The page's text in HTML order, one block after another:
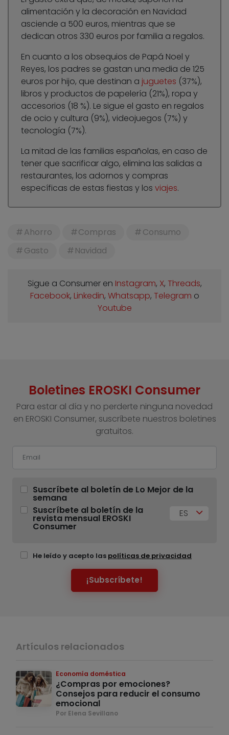
alimentación y la decoración en Navidad
asciende a 500 euros, mientras que se
dedican otros 330 euros por familia a regalos.
En cuanto a los obsequios de Papá Noel y
Reyes, los padres se gastan una media de 125
euros por hijo, que destinan a juguetes (37%),
libros y productos de papelería (21%), ropa y
accesorios (18 %). Le sigue el gasto en regalos
de ocio y cultura (9%), videojuegos (7%) y
tecnología (7%).
La mitad de las familias españolas, en caso de
tener que sacrificar algo, elimina las salidas a
restaurantes, los adornos y compras
específicas de estas fiestas y los viajes.
Ahorro Compras
Consumo
Gasto
Navidad
Sigue a Consumer en Instagram, X, Threads,
Facebook, Linkedin, Whatsapp, Telegram o
Youtube
Boletines EROSKI Consumer
Para estar al día y no perderte ninguna novedad
en EROSKI Consumer, suscríbete nuestros boletines
gratuitos.
Suscríbete al boletín de Lo Mejor de la
semana
Suscríbete al boletín de la
revista mensual EROSKI
Consumer
ES
He leído y acepto las políticas de privacidad
¡Subscríbete!
Artículos relacionados
Economía doméstica
¿Compras por emociones?
Consejos para reducir el consumo
emocional
Por Elena Sevillano